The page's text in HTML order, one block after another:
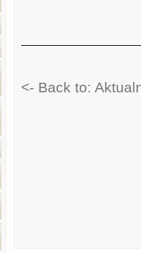
<- Back to: